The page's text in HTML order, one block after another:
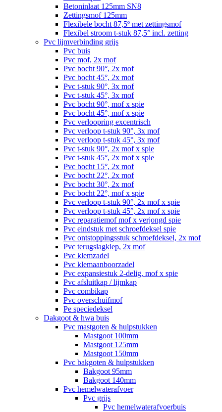
Betoninlaat 125mm SN8
Zettingsmof 125mm
Flexibele bocht 87,5º met zettingsmof
Flexibel stroom t-stuk 87,5° incl. zetting
Pvc lijmverbinding grijs
Pvc buis
Pvc mof, 2x mof
Pvc bocht 90°, 2x mof
Pvc bocht 45°, 2x mof
Pvc t-stuk 90°, 3x mof
Pvc t-stuk 45°, 3x mof
Pvc bocht 90°, mof x spie
Pvc bocht 45°, mof x spie
Pvc verloopring excentrisch
Pvc verloop t-stuk 90°, 3x mof
Pvc verloop t-stuk 45°, 3x mof
Pvc t-stuk 90°, 2x mof x spie
Pvc t-stuk 45°, 2x mof x spie
Pvc bocht 15°, 2x mof
Pvc bocht 22°, 2x mof
Pvc bocht 30°, 2x mof
Pvc bocht 22°, mof x spie
Pvc verloop t-stuk 90°, 2x mof x spie
Pvc verloop t-stuk 45°, 2x mof x spie
Pvc reparatiemof mof x verjongd spie
Pvc eindstuk met schroefdeksel spie
Pvc ontstoppingsstuk schroefdeksel, 2x mof
Pvc terugslagklep, 2x mof
Pvc klemzadel
Pvc klemaanboorzadel
Pvc expansiestuk 2-delig, mof x spie
Pvc afsluitkap / lijmkap
Pvc combikap
Pvc overschuifmof
Pe speciedeksel
Dakgoot & hwa buis
Pvc mastgoten & hulpstukken
Mastgoot 100mm
Mastgoot 125mm
Mastgoot 150mm
Pvc bakgoten & hulpstukken
Bakgoot 95mm
Bakgoot 140mm
Pvc hemelwaterafvoer
Pvc grijs
Pvc hemelwaterafvoerbuis